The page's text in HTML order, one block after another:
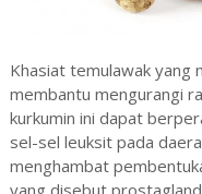
Khasiat temulawak yang
membantu mengurangi
kurkumin ini dapat
sel-sel leuksit pada
menghambat